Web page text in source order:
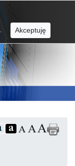
Akceptuję